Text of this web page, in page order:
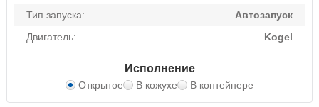
Тип запуска:
Автозапуск
Двигатель:
Kogel
Исполнение
Открытое В кожухе В контейнере